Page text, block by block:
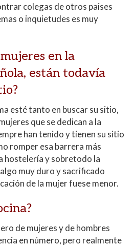
colegas de otros paises
o inquietudes es muy
en la
están todavía
esté tanto en buscar su sitio,
que se dedican a la
han tenido y tienen su sitio
romper esa barrera más
hostelería y sobretodo la
muy duro y sacrificado
de la mujer fuese menor.
de mujeres y de hombres
en número, pero realmente